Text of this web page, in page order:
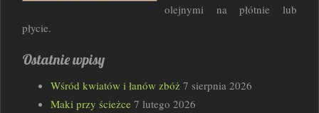
olejnymi na płótnie lub
płycie.
Ostatnie wpisy
Wśród kwiatów i łanów zbóż 7 sierpnia 2026
Maki przy ścieżce 7 lutego 2026